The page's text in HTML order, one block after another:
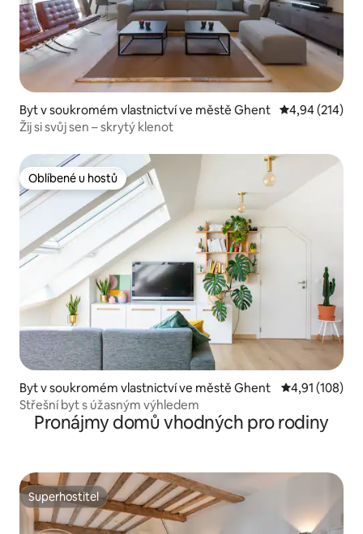
Byt v soukromém vlastnictví ve městě Ghent Průměrné
4,94 (214)
Žij si svůj sen – skrytý klenot
Oblíbené u hostů
Oblíbené u hostů
Byt v soukromém vlastnictví ve městě Ghent Průměrné
4,91 (108)
Střešní byt s úžasným výhledem
Pronájmy domů vhodných pro rodiny
Superhostitel
Superhostitel